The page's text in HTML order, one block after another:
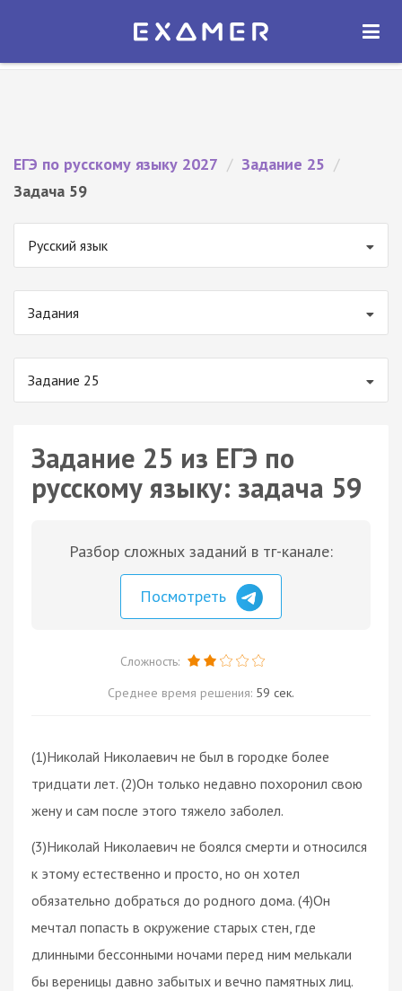
Экзамер — ЕГЭ 2027
ОТКРЫТЬ
ЕГЭ по русскому языку 2027 / Задание 25 /
Задача 59
Русский язык
Задания
Задание 25
Задание 25 из ЕГЭ по
русскому языку: задача 59
Разбор сложных заданий в тг-канале:
Посмотреть
Сложность:
Среднее время решения: 59 сек.
(1)Николай Николаевич не был в городке более
тридцати лет. (2)Он только недавно похоронил свою
жену и сам после этого тяжело заболел.
(3)Николай Николаевич не боялся смерти и относился
к этому естественно и просто, но он хотел
обязательно добраться до родного дома. (4)Он
мечтал попасть в окружение старых стен, где
длинными бессонными ночами перед ним мелькали
бы вереницы давно забытых и вечно памятных лиц.